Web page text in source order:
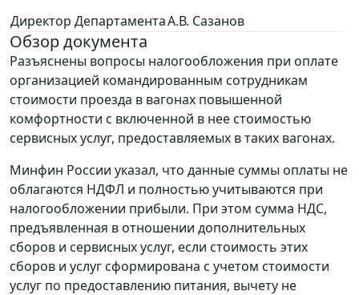
Директор ДепартаментаА.В. Сазанов
Обзор документа
Разъяснены вопросы налогообложения при оплате
организацией командированным сотрудникам
стоимости проезда в вагонах повышенной
комфортности с включенной в нее стоимостью
сервисных услуг, предоставляемых в таких вагонах.
Минфин России указал, что данные суммы оплаты не
облагаются НДФЛ и полностью учитываются при
налогообложении прибыли. При этом сумма НДС,
предъявленная в отношении дополнительных
сборов и сервисных услуг, если стоимость этих
сборов и услуг сформирована с учетом стоимости
услуг по предоставлению питания, вычету не